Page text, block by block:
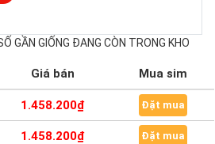
GẦN GIỐNG ĐANG CÒN TRONG KHO
Giá bán Mua sim
1.458.200₫ Đặt mua
1.458.200₫ Đặt mua